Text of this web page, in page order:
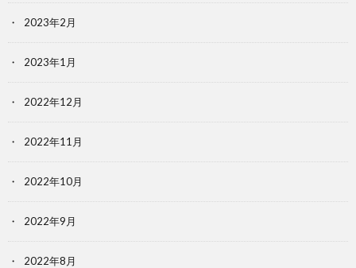
2023年2月
2023年1月
2022年12月
2022年11月
2022年10月
2022年9月
2022年8月